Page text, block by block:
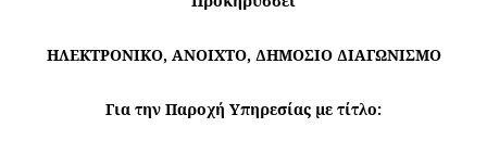
ΗΛΕΚΤΡΟΝΙΚΟ, ΑΝΟΙΧΤΟ, ΔΗΜΟΣΙΟ ΔΙΑΓΩΝΙΣΜΟ
Για την Παροχή Υπηρεσίας με τίτλο: